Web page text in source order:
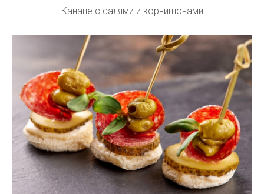
Канапе с салями и корнишонами